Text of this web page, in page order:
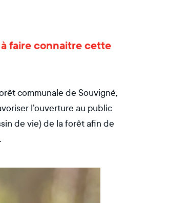
à faire connaitre cette
communale de Souvigné,
l’ouverture au public
de vie) de la forêt afin de